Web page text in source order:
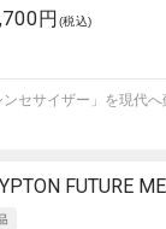
円 (税込)
セサイザー」を現代
FUTURE